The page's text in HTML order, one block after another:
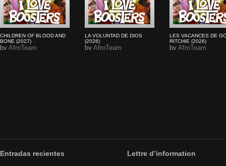
CHILDREN OF BLOOD AND
BONE (2027)
byAfroTeam
LA VOLUNTAD DE DIOS
(2026)
byAfroTeam
LES VACANCES DE
RITCHIE (2026)
byAfroTeam
Entradas recientes Lettre d’information